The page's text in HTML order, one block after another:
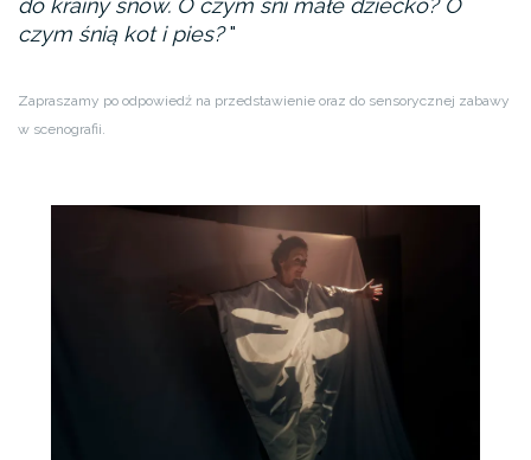
czym śnią kot i pies?
Zapraszamy po odpowiedź na przedstawienie oraz do sensorycznej zabawy
w scenografii.